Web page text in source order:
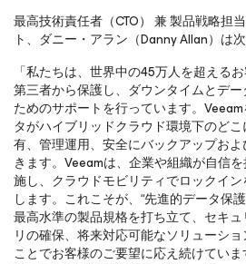
最高技術責任者（CTO） 兼 製品戦略担
ト、ダニー・アラン（Danny Allan）は
「私たちは、世界中の45万人を超える
第三者から保護し、ダウンタイムとデ
ためのサポートを行っています。
タがハイブリッドクラウド環境下のど
有、管理運用、安全にバックアップお
きます。Veeamは、企業や組織が自信
施し、クラウドモビリティでロックイ
します。これこそが、“先進的データ保
最高水準の製品規格を打ち立て、セキ
リの確保、将来対応可能なソリューシ
ことでお客様のご要望に応え続けてい